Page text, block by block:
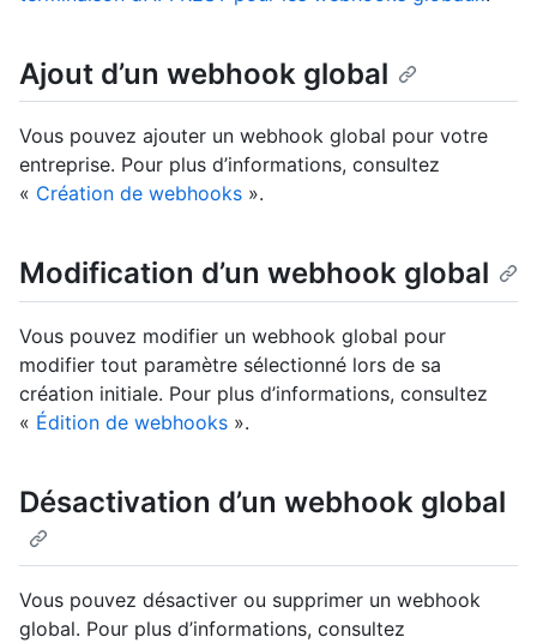
Ajout d’un webhook global
Vous pouvez ajouter un webhook global pour votre
entreprise. Pour plus d’informations, consultez
« Création de webhooks ».
Modification d’un webhook global
Vous pouvez modifier un webhook global pour
modifier tout paramètre sélectionné lors de sa
création initiale. Pour plus d’informations, consultez
« Édition de webhooks ».
Désactivation d’un webhook global
Vous pouvez désactiver ou supprimer un webhook
global. Pour plus d’informations, consultez